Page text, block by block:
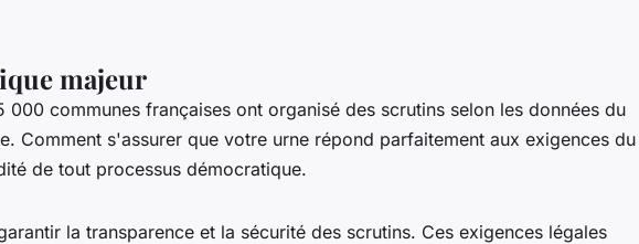
majeur
communes françaises ont organisé des scrutins selon les données du
Comment s'assurer que votre urne répond parfaitement aux exigences du
de tout processus démocratique.
la transparence et la sécurité des scrutins. Ces exigences légales